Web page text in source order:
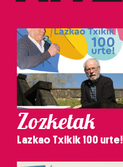
Zozketak
Lazkao Txikik 100 urte!